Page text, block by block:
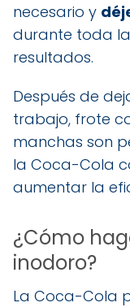
necesario y
durante toda
resultados.
Después de
trabajo, frote
manchas son
la Coca-Cola
aumentar la
¿Cómo
inodoro?
La Coca-Cola